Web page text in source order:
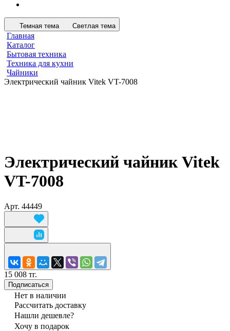
Темная тема Светлая тема
Главная
Каталог
Бытовая техника
Техника для кухни
Чайники
Электрический чайник Vitek VT-7008
Электрический чайник Vitek
VT-7008
Арт. 44449
15 008 тг.
Подписаться
Нет в наличии
Рассчитать доставку
Нашли дешевле?
Хочу в подарок